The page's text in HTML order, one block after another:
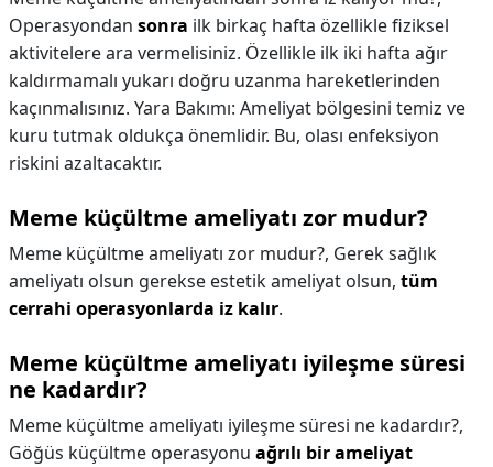
Operasyondan sonra ilk birkaç hafta özellikle fiziksel
aktivitelere ara vermelisiniz. Özellikle ilk iki hafta ağır
kaldırmamalı yukarı doğru uzanma hareketlerinden
kaçınmalısınız. Yara Bakımı: Ameliyat bölgesini temiz ve
kuru tutmak oldukça önemlidir. Bu, olası enfeksiyon
riskini azaltacaktır.
Meme küçültme ameliyatı zor mudur?
Meme küçültme ameliyatı zor mudur?, Gerek sağlık
ameliyatı olsun gerekse estetik ameliyat olsun, tüm
cerrahi operasyonlarda iz kalır.
Meme küçültme ameliyatı iyileşme süresi
ne kadardır?
Meme küçültme ameliyatı iyileşme süresi ne kadardır?,
Göğüs küçültme operasyonu ağrılı bir ameliyat